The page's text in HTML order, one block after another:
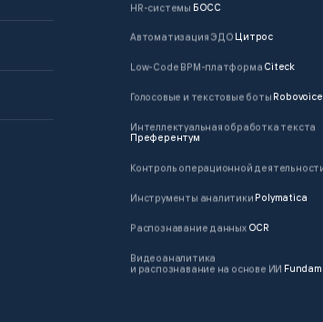
HR-системы БОСС
Автоматизация ЭДО Цитрос
Low-Code BPM-платформа Citeck
Голосовые и текстовые боты Robovoice
Интеллектуальная обработка текста
Преферентум
Контроль операционной
Инструменты аналитики Polymatica
Распознавание данныхOCR
Видеоаналитика
и распознавание на основе ИИ